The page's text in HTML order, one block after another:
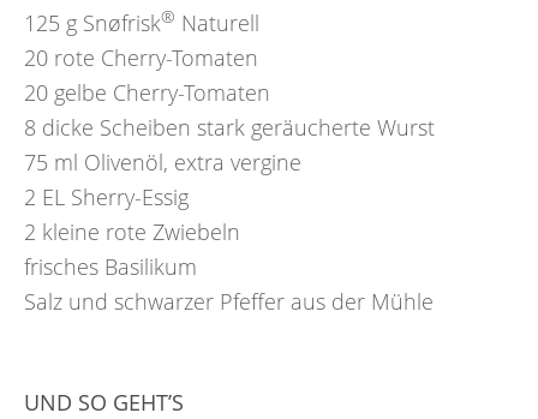
125 g Snøfrisk® Naturell
20 rote Cherry-Tomaten
20 gelbe Cherry-Tomaten
8 dicke Scheiben stark geräucherte Wurst
75 ml Olivenöl, extra vergine
2 EL Sherry-Essig
2 kleine rote Zwiebeln
frisches Basilikum
Salz und schwarzer Pfeffer aus der Mühle
UND SO GEHT’S